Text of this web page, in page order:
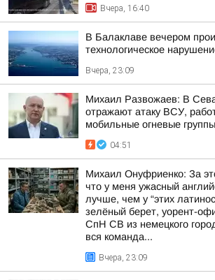
Вчера, 16:40
В Балаклаве вечером
технологическое
Вчера, 23:09
Михаил Развожаев: В
отражают атаку ВСУ,
мобильные огневые группы
04:51
Михаил Онуфриенко: За
что у меня ужасный
лучше, чем у “этих
зелёный берет, уорент-
СпН СВ из немецкого
вся команда...
Вчера, 23:09